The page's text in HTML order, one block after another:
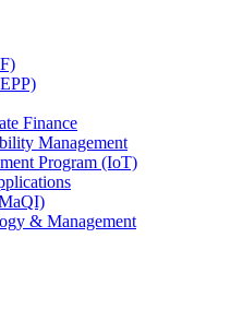
Finance
Management
Program (IoT)
& Management